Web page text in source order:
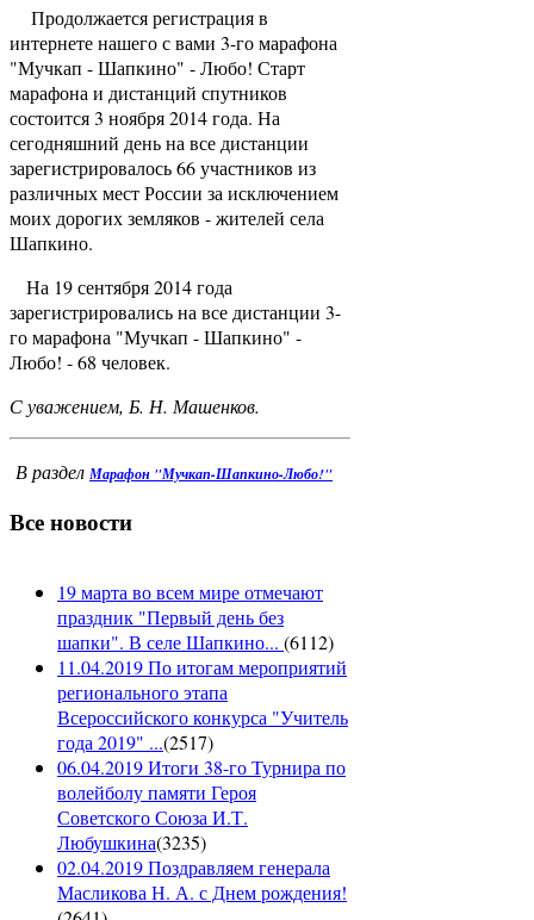
Продолжается регистрация в
интернете нашего с вами 3-го марафона
"Мучкап - Шапкино" - Любо! Старт
марафона и дистанций спутников
состоится 3 ноября 2014 года. На
сегодняшний день на все дистанции
зарегистрировалось 66 участников из
различных мест России за исключением
моих дорогих земляков - жителей села
Шапкино.
На 19 сентября 2014 года
зарегистрировались на все дистанции 3-
го марафона "Мучкап - Шапкино" -
Любо! - 68 человек.
С уважением, Б. Н. Машенков.
В раздел Марафон "Мучкап-Шапкино-Любо!"
Все новости
19 марта во всем мире отмечают
праздник "Первый день без
шапки". В селе Шапкино... (6112)
11.04.2019 По итогам мероприятий
регионального этапа
Всероссийского конкурса "Учитель
года 2019" ...(2517)
06.04.2019 Итоги 38-го Турнира по
волейболу памяти Героя
Советского Союза И.Т.
Любушкина(3235)
02.04.2019 Поздравляем генерала
Масликова Н. А. с Днем рождения!